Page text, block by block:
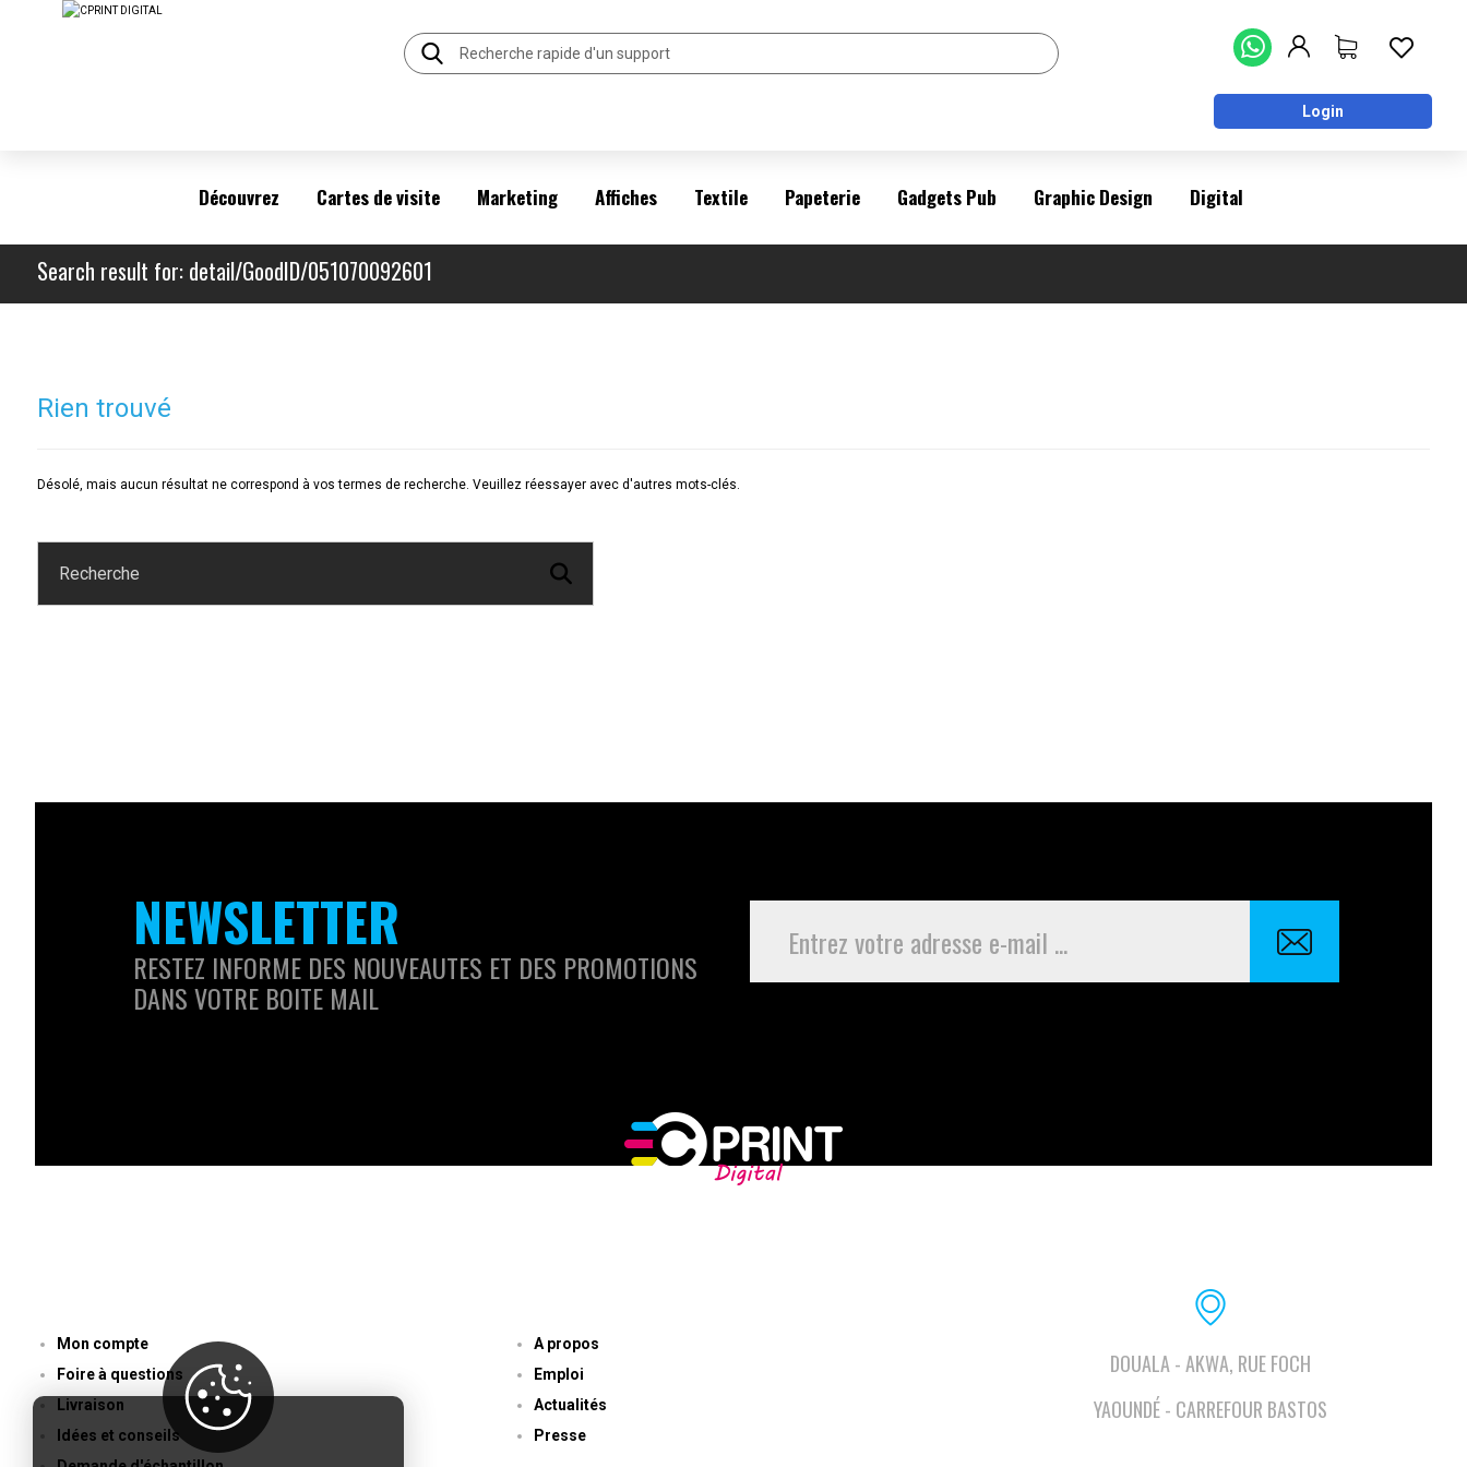
Login
Découvrez Cartes de visite Marketing Affiches Textile Papeterie Gadgets Pub Graphic Design Digital
Search result for: detail/GoodID/051070092601
Rien trouvé
Désolé, mais aucun résultat ne correspond à vos termes de recherche. Veuillez réessayer avec d'autres mots-clés.
NEWSLETTER
RESTEZ INFORME DES NOUVEAUTES ET DES PROMOTIONS
DANS VOTRE BOITE MAIL
Mon compte
Foire à questions
Livraison
Idées et conseils
A propos
Emploi
Actualités
Presse
DOUALA - AKWA, RUE FOCH
YAOUNDÉ - CARREFOUR BASTOS